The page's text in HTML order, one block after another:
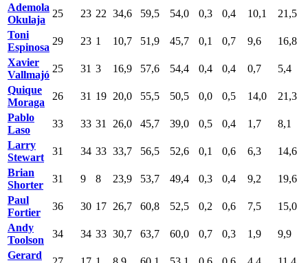
Ademola
Okulaja
25 23 22 34,6 59,5 54,0 0,3 0,4 10,1
21,5
Toni
Espinosa
29 23 1 10,7 51,9 45,7 0,1 0,7 9,6
16,8
Xavier
Vallmajó
25 31 3 16,9 57,6 54,4 0,4 0,4 0,7
5,4
Quique
Moraga
26 31 19 20,0 55,5 50,5 0,0 0,5 14,0
21,3
Pablo
Laso
33 33 31 26,0 45,7 39,0 0,5 0,4 1,7
8,1
Larry
Stewart
31 34 33 33,7 56,5 52,6 0,1 0,6 6,3
14,6
Brian
Shorter
31 9 8 23,9 53,7 49,4 0,3 0,4 9,2
19,6
Paul
Fortier
36 30 17 26,7 60,8 52,5 0,2 0,6 7,5
15,0
Andy
Toolson
34 34 33 30,7 63,7 60,0 0,7 0,3 1,9
9,9
Gerard